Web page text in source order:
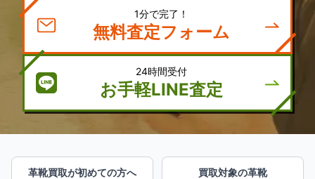
1分で完了！
無料査定フォーム
24時間受付
お手軽LINE査定
革靴買取が初めての方へ 買取対象の革靴